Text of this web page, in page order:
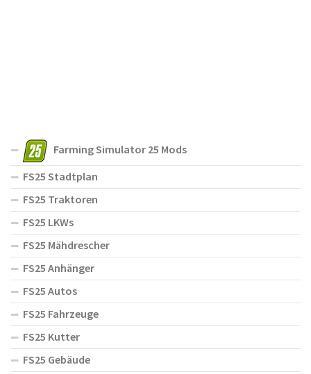
Farming Simulator 25 Mods
FS25 Stadtplan
FS25 Traktoren
FS25 LKWs
FS25 Mähdrescher
FS25 Anhänger
FS25 Autos
FS25 Fahrzeuge
FS25 Kutter
FS25 Gebäude